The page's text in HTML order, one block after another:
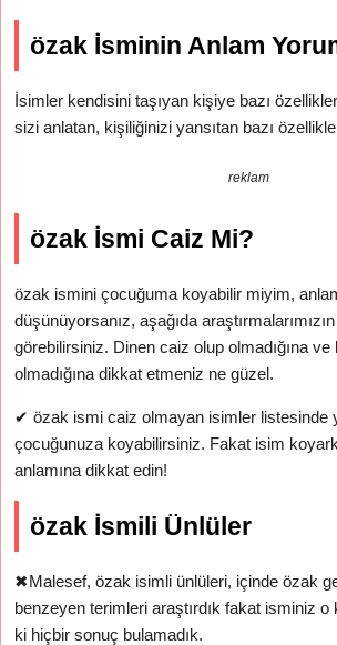
özak İsminin Anlam
İsimler kendisini taşıyan kişiye bazı
sizi anlatan, kişiliğinizi yansıtan bazı
reklam
özak İsmi Caiz Mi?
özak ismini çocuğuma koyabilir miyim,
düşünüyorsanız, aşağıda
görebilirsiniz. Dinen caiz olup olmadığına ve
olmadığına dikkat etmeniz ne güzel.
✔ özak ismi caiz olmayan isimler listesinde
çocuğunuza koyabilirsiniz. Fakat isim
anlamına dikkat edin!
özak İsmili Ünlüler
✖Malesef, özak isimli ünlüleri, içinde özak
benzeyen terimleri araştırdık fakat isminiz o
ki hiçbir sonuç bulamadık.